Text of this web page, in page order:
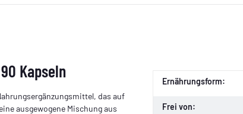
Kapseln
das auf
ausgewogene Mischung aus
Ernährungsform:
Frei von: